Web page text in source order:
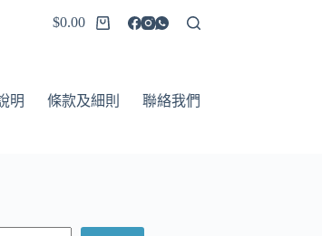
$0.00
明 條款及細則 聯絡我們